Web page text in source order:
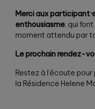
Merci aux
enthousiasme, qui
moment attendu par
Le prochain rendez-
Restez à l’écoute
la Résidence Helene